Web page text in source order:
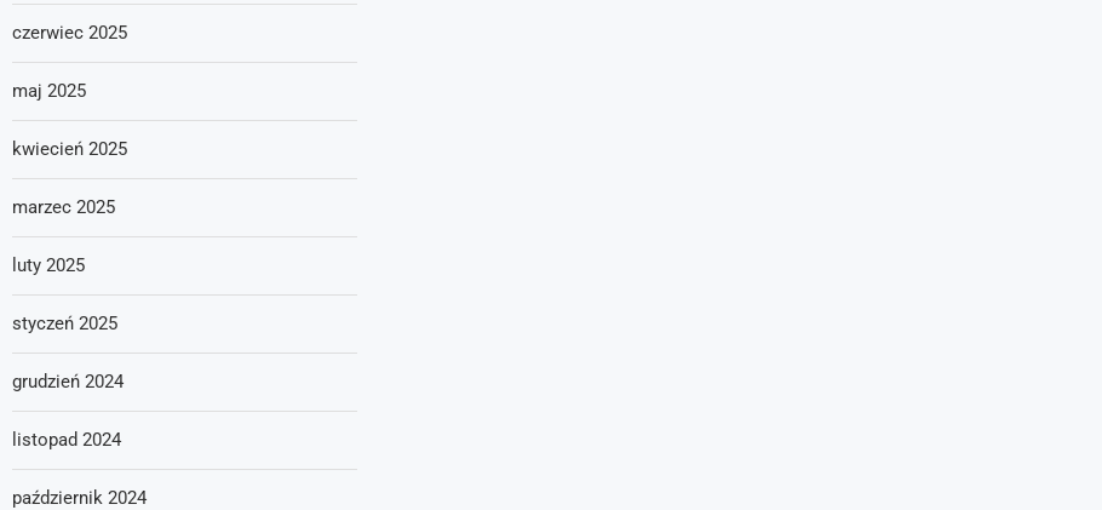
czerwiec 2025
maj 2025
kwiecień 2025
marzec 2025
luty 2025
styczeń 2025
grudzień 2024
listopad 2024
październik 2024